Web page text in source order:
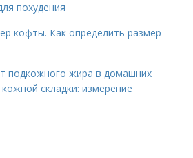
похудения
кофты. Как определить размер
подкожного жира в домашних
складки: измерение